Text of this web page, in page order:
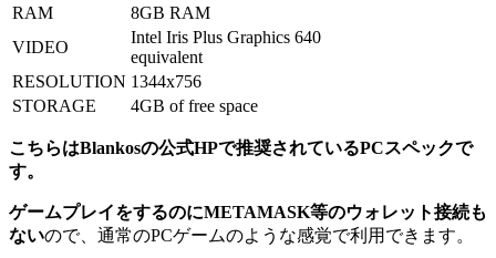
RAM
8GB RAM
VIDEO
Intel Iris Plus Graphics 640
equivalent
RESOLUTION 1344x756
STORAGE
4GB of free space
こちらはBlankosの公式HPで推奨されているPCスペックで
す。
ゲームプレイをするのにMETAMASK等のウォレット接続も
ないので、通常のPCゲームのような感覚で利用できます。